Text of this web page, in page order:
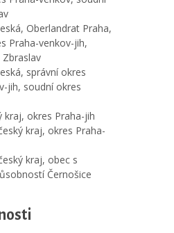
Oberlandrat Praha,
Praha-venkov-jih,
správní okres
jih, soudní okres
kraj, okres Praha-jih
kraj, okres Praha-
kraj, obec s
Černošice